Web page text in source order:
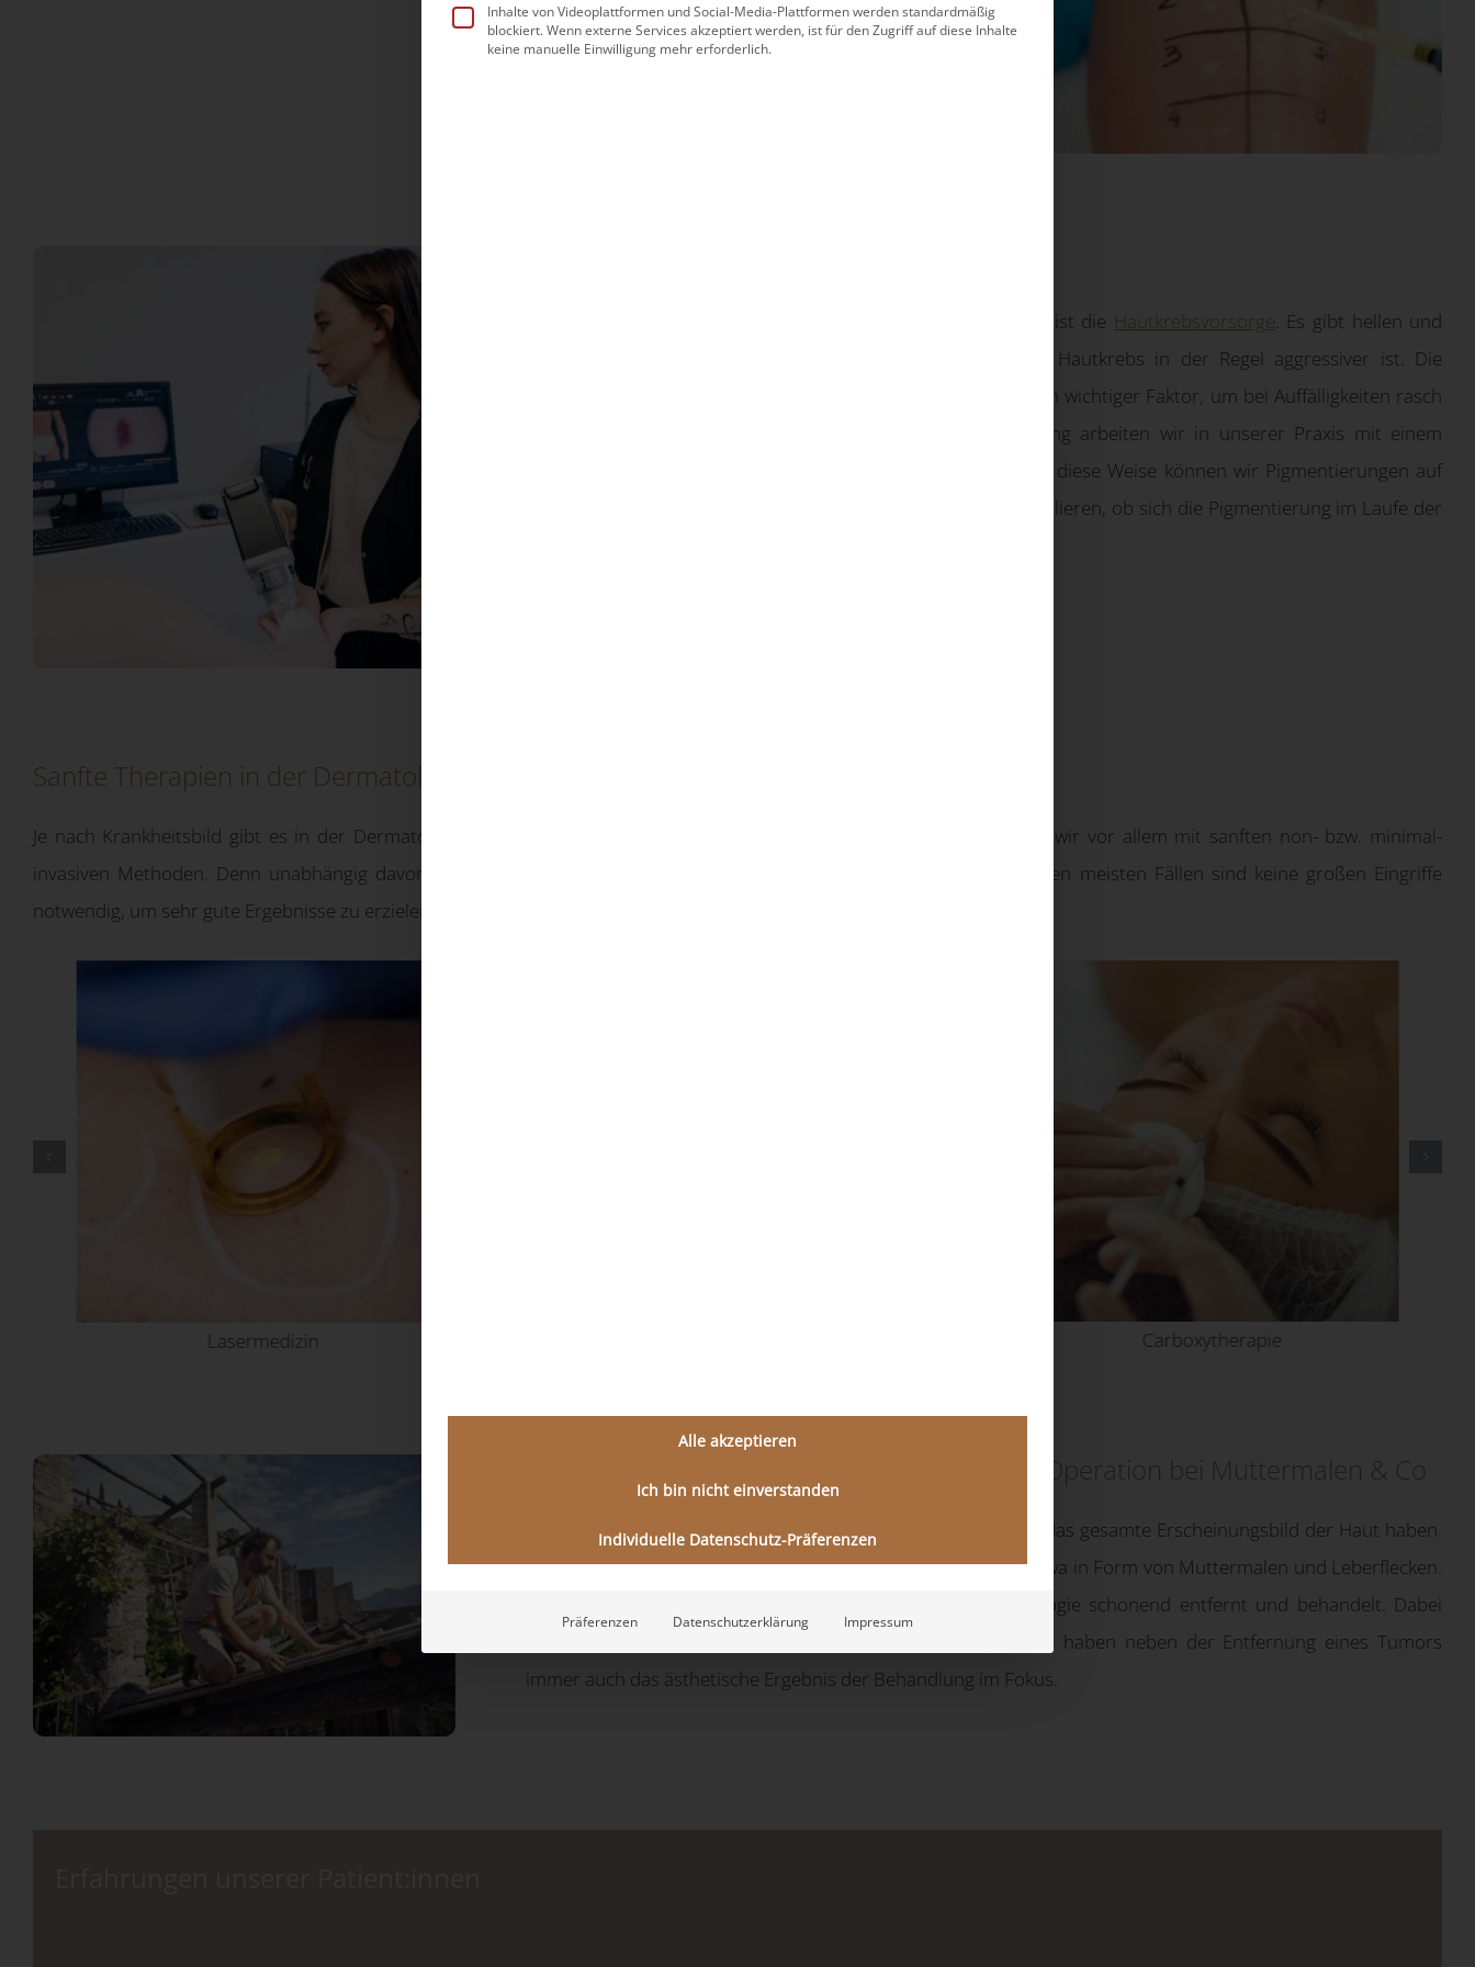
Ein wichtiges Tätigkeitsfeld der Arbeit in unserer Privatpraxis ist die Hautkrebsvorsorge . Es gibt hellen und
dunklen Hautkrebs, wobei der dunkle oder auch schwarze Hautkrebs in der Regel aggressiver ist. Die
regelmäßige Vorsorgeuntersuchung beim Dermatologen ist ein wichtiger Faktor, um bei Auffälligkeiten rasch
eine geeignete Therapie zu Beginn. Beim Hautkrebs-Screening arbeiten wir in unserer Praxis mit einem
Auflichtmikroskop und der digitalen Videodokumentation. Auf diese Weise können wir Pigmentierungen auf
das 70-fache vergrößern, das Bild speichern und damit kontrollieren, ob sich die Pigmentierung im Laufe der
Sanfte Therapien in der Dermatologie
Je nach Krankheitsbild gibt es in der Dermatologie viele verschiedene Behandlungsansätze. In unserer Praxis arbeiten wir vor allem mit sanften non- bzw. minimal-
invasiven Methoden. Denn unabhängig davon, ob Ihre Beschwerden ästhetischer oder medizinischer Natur sind: In den meisten Fällen sind keine großen Eingriffe
notwendig, um sehr gute Ergebnisse zu erzielen. Ihre Haut ist bei uns in guten Händen!
Lasermedizin Carboxytherapie
Hautveränderungen entfernen – Ambulante Operation bei Muttermalen & Co
Hautveränderungenkönnen ein große Auswirkung auf das gesamte Erscheinungsbild der Haut haben.
In den meisten Fällen liegen ästhetische Beschwerden vor – etwa in Form von Muttermalen und Leberflecken.
Doch auch Hauttumore werden in der operativen Dermatologie schonend entfernt und behandelt. Dabei
arbeiten die Hautärzte vor Ort immer gewebeschonend und haben neben der Entfernung eines Tumors
immer auch das ästhetische Ergebnis der Behandlung im Fokus.
Inhalte von Videoplattformen und Social-Media-Plattformen werden standardmäßig
blockiert. Wenn externe Services akzeptiert werden, ist für den Zugriff auf diese Inhalte
keine manuelle Einwilligung mehr erforderlich.
Alle akzeptieren
Ich bin nicht einverstanden
Individuelle Datenschutz-Präferenzen
Präferenzen Datenschutzerklärung Impressum